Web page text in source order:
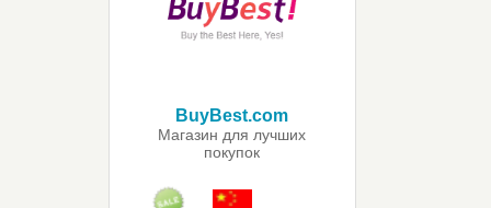
BuyBest.com
Магазин для лучших
покупок